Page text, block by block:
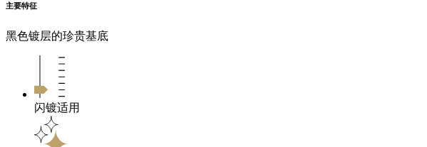
主要特征
黑色镀层的珍贵基底
闪镀适用